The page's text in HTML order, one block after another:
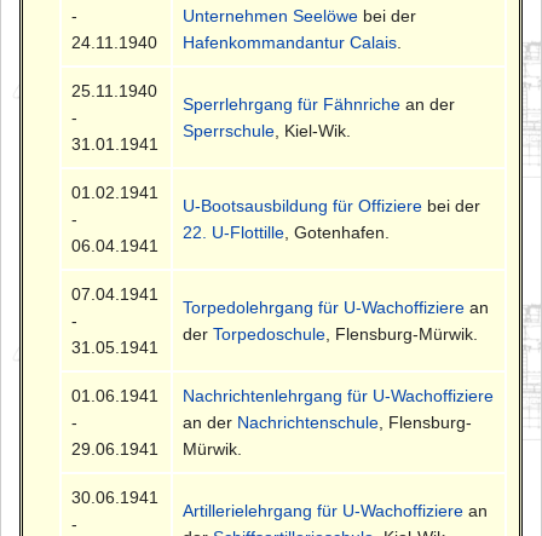
-
24.11.1940
Unternehmen Seelöwe bei der
Hafenkommandantur Calais
25.11.1940
-
31.01.1941
Sperrlehrgang für Fähnriche an der
Sperrschule , Kiel-Wik.
01.02.1941
-
06.04.1941
U-Bootsausbildung für Offiziere bei der
22. U-Flottille , Gotenhafen.
07.04.1941
-
31.05.1941
Torpedolehrgang für U-Wachoffiziere an
derTorpedoschule , Flensburg-Mürwik.
01.06.1941
-
29.06.1941
Nachrichtenlehrgang für U-Wachoffiziere
an der Nachrichtenschule , Flensburg-
Mürwik.
30.06.1941
-
Artillerielehrgang für U-Wachoffiziere an